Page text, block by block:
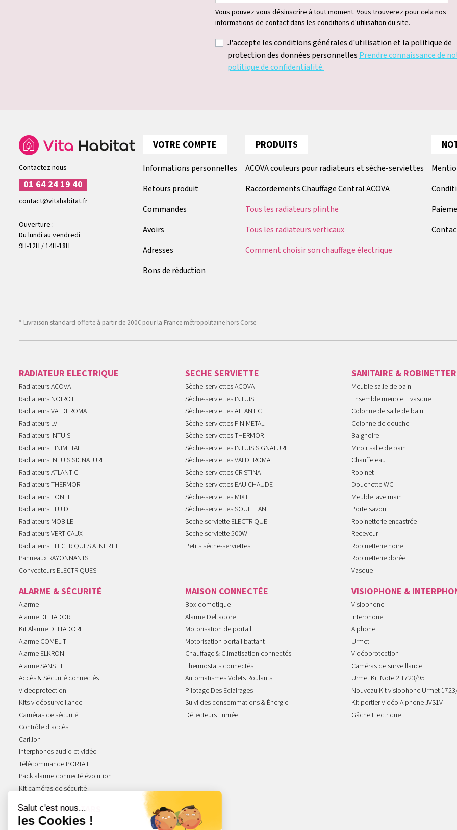
Vous pouvez vous désinscrire à tout moment. Vous trouverez pour cela nos
informations de contact dans les conditions d'utilisation du site.
J'accepte les conditions générales d'utilisation et la politique de
protection des données personnelles Prendre connaissance de
politique de confidentialité.
Contactez nous
01 64 24 19 40
contact@vitahabitat.fr
Ouverture :
Du lundi au vendredi
9H-12H / 14H-18H
VOTRE COMPTE
Informations personnelles
Retours produit
Commandes
Avoirs
Adresses
Bons de réduction
PRODUITS
ACOVA couleurs pour radiateurs et sèche-serviettes
Raccordements Chauffage Central ACOVA
Tous les radiateurs plinthe
Tous les radiateurs verticaux
Comment choisir son chauffage électrique
* Livraison standard offerte à partir de 200€ pour la France métropolitaine hors Corse
RADIATEUR ELECTRIQUE
Radiateurs ACOVA
Radiateurs NOIROT
Radiateurs VALDEROMA
Radiateurs LVI
Radiateurs INTUIS
Radiateurs FINIMETAL
Radiateurs INTUIS SIGNATURE
Radiateurs ATLANTIC
Radiateurs THERMOR
Radiateurs FONTE
Radiateurs FLUIDE
Radiateurs MOBILE
Radiateurs VERTICAUX
Radiateurs ELECTRIQUES A INERTIE
Panneaux RAYONNANTS
Convecteurs ELECTRIQUES
SECHE SERVIETTE
Sèche-serviettes ACOVA
Sèche-serviettes INTUIS
Sèche-serviettes ATLANTIC
Sèche-serviettes FINIMETAL
Sèche-serviettes THERMOR
Sèche-serviettes INTUIS SIGNATURE
Sèche-serviettes VALDEROMA
Sèche-serviettes CRISTINA
Sèche-serviettes EAU CHAUDE
Sèche-serviettes MIXTE
Sèche-serviettes SOUFFLANT
Seche serviette ELECTRIQUE
Seche serviette 500W
Petits sèche-serviettes
SANITAIRE &
Meuble salle de bain
Ensemble meuble + vasque
Colonne de salle de bain
Colonne de douche
Baignoire
Miroir salle de bain
Chauffe eau
Robinet
Douchette WC
Meuble lave main
Porte savon
Robinetterie encastrée
Receveur
Robinetterie noire
Robinetterie dorée
Vasque
ALARME & SÉCURITÉ
Alarme
Alarme DELTADORE
Kit Alarme DELTADORE
Alarme COMELIT
Alarme ELKRON
Alarme SANS FIL
Accès & Sécurité connectés
Videoprotection
Kits vidéosurveillance
Caméras de sécurité
Contrôle d'accès
Carillon
Interphones audio et vidéo
Télécommande PORTAIL
Pack alarme connecté évolution
Kit caméras de sécurité
MAISON CONNECTÉE
Box domotique
Alarme Deltadore
Motorisation de portail
Motorisation portail battant
Chauffage & Climatisation connectés
Thermostats connectés
Automatismes Volets Roulants
Pilotage Des Eclairages
Suivi des consommations & Énergie
Détecteurs Fumée
VISIOPHONE &
Visiophone
Interphone
Aiphone
Urmet
Vidéoprotection
Caméras de surveillance
Urmet Kit Note 2 1723/95
Nouveau Kit visiophone Urmet
Kit portier Vidéo Aiphone JVS1V
Gâche Electrique
NOS GAMMES STARS
Acova Atoll